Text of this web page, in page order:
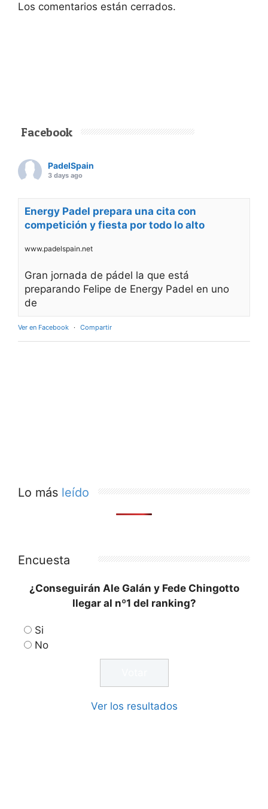
Los comentarios están cerrados.
Facebook
PadelSpain
3 days ago
Energy Padel prepara una cita con
competición y fiesta por todo lo alto
www.padelspain.net
Gran jornada de pádel la que está
preparando Felipe de Energy Padel en uno
de
Ver en Facebook · Compartir
Lo más leído
Encuesta
¿Conseguirán Ale Galán y Fede Chingotto
llegar al nº1 del ranking?
Si
No
Ver los resultados